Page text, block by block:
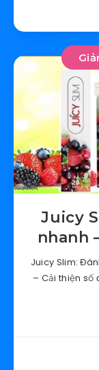
Juicy
nhanh
Juicy Slim:
– Cải thiện số